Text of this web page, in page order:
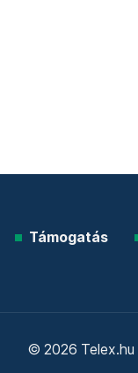
Támogatás
© 2026 Telex.hu